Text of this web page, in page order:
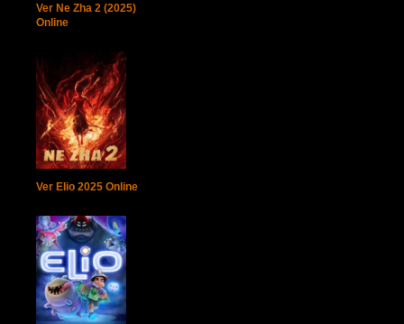
Ver Ne Zha 2 (2025)
Online
Ver Elio 2025 Online